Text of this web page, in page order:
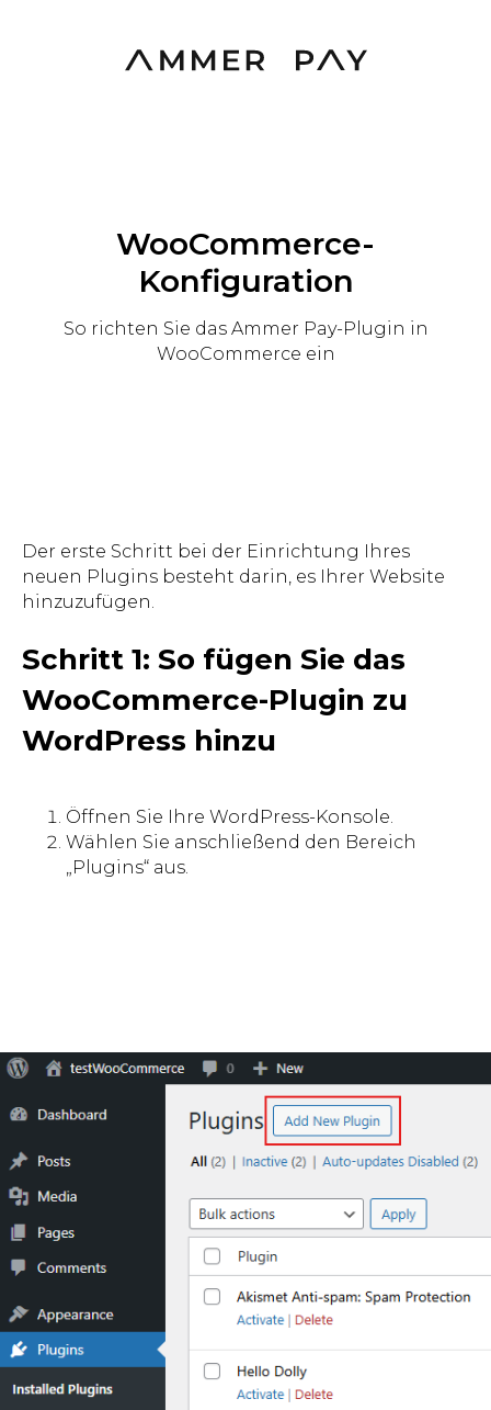
WooCommerce-
Konfiguration
So richten Sie das Ammer Pay-Plugin in
WooCommerce ein
Der erste Schritt bei der Einrichtung Ihres
neuen Plugins besteht darin, es Ihrer Website
hinzuzufügen.
Schritt 1: So fügen Sie das
WooCommerce-Plugin zu
WordPress hinzu
Öffnen Sie Ihre WordPress-Konsole.
Wählen Sie anschließend den Bereich
„Plugins“ aus.